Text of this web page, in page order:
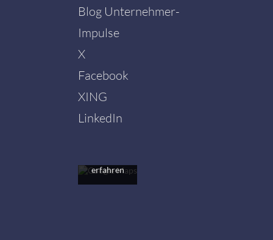
Blog Unternehmer-
Impulse
X
Facebook
XING
LinkedIn
Mit dem
Karte
Sie die
erfahren